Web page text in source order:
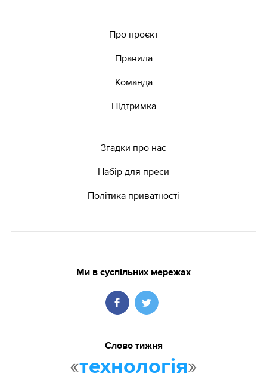
Про проєкт
Правила
Команда
Підтримка
Згадки про нас
Набір для преси
Політика приватності
Ми в суспільних мережах
Слово тижня
«технологія»